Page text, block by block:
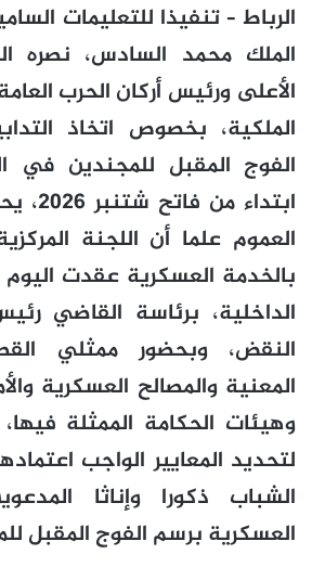
الرباط – تنفيذا للتعليمات
الملك محمد السادس، نصره
الأعلى ورئيس أركان الحرب
الملكية، بخصوص اتخاذ
الفوج المقبل للمجندين في
ابتداء
العموم علما أن اللجنة
بالخدمة العسكرية عقدت اليوم
الداخلية، برئاسة القاضي
النقض، وبحضور ممثلي
المعنية والمصالح العسكرية
وهيئات الحكامة الممثلة
لتحديد المعايير الواجب
الشباب ذكورا وإناثا
العسكرية برسم الفوج المقبل